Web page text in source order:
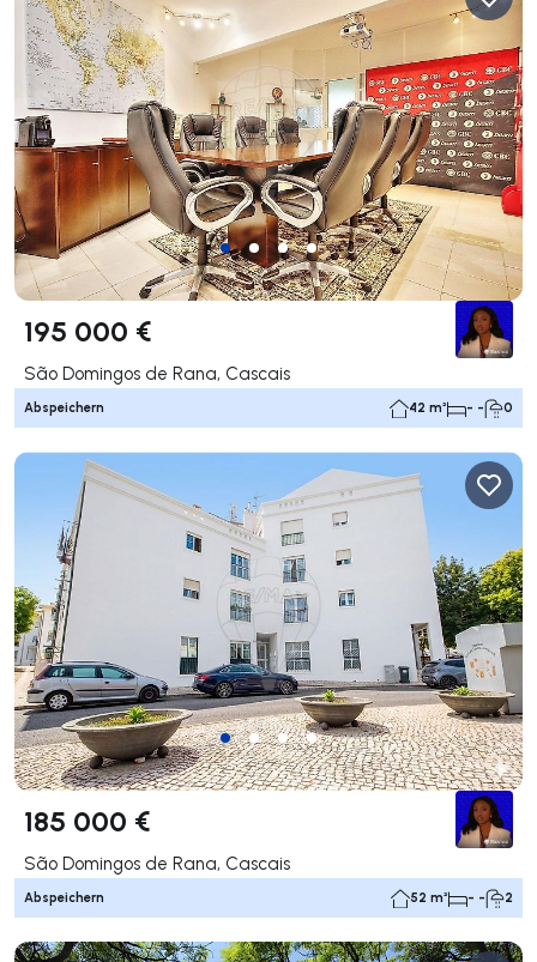
195 000 €
São Domingos de Rana, Cascais
Abspeichern 42 m² - - 0
185 000 €
São Domingos de Rana, Cascais
Abspeichern 52 m² - - 2